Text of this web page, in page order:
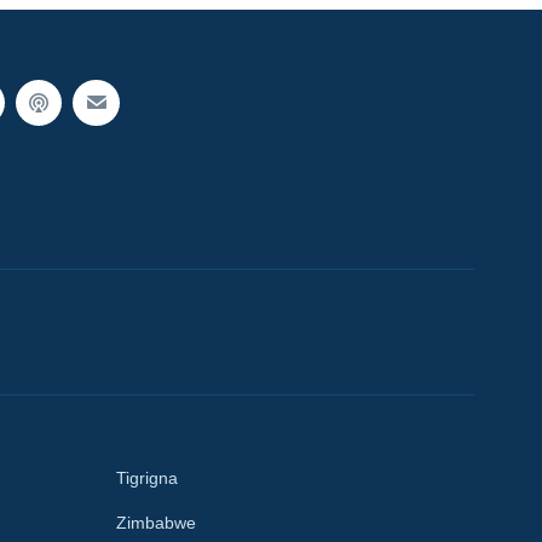
Tigrigna
Zimbabwe